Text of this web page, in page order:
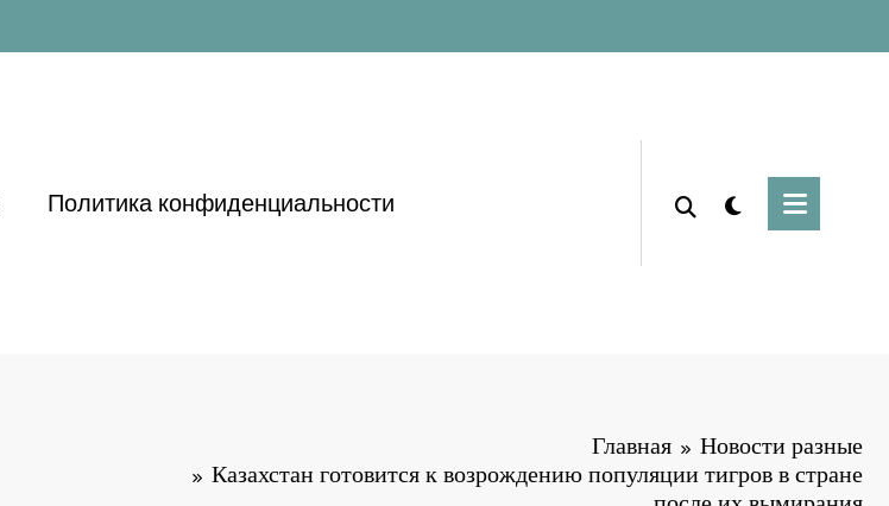
Политика конфиденциальности
Главная
Новости разные
Казахстан готовится к возрождению популяции тигров в стране